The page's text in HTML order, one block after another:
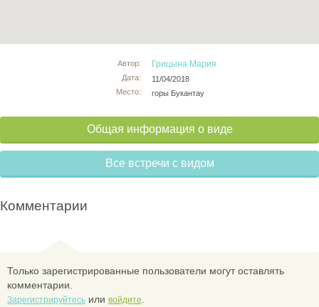
Автор:
Дата:
Место:
Грицына Мария
11/04/2018
горы Букантау
Общая информация о виде
Все встречи с видом
Комментарии
Только зарегистрированные пользователи могут оставлять
комментарии.
Зарегистрируйтесь или войдите